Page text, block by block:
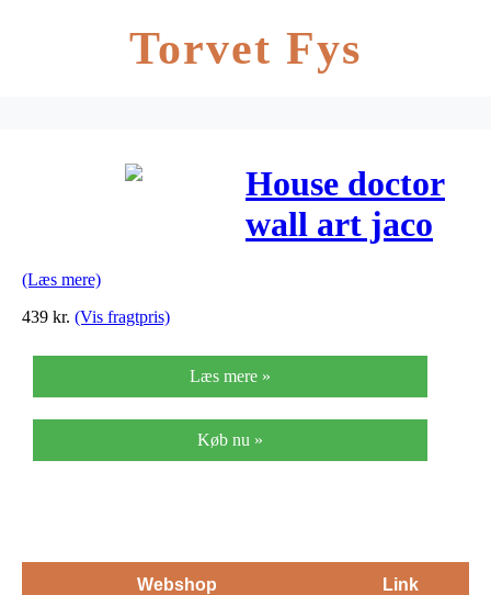
Torvet Fys
House doctor
wall art jaco
(Læs mere)
439 kr. (Vis fragtpris)
Læs mere »
Køb nu »
Webshop Link